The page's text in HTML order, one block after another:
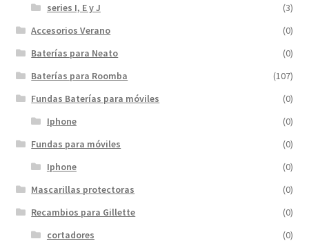
series I, E y J
(3)
Accesorios Verano
(0)
Baterías para Neato
(0)
Baterías para Roomba
(107)
Fundas Baterías para móviles
(0)
Iphone
(0)
Fundas para móviles
(0)
Iphone
(0)
Mascarillas protectoras
(0)
Recambios para Gillette
(0)
cortadores
(0)